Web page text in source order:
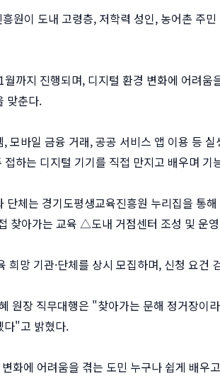
원이 도내 고령층, 저학력 성인, 농어촌 주
까지 진행되며, 디지털 환경 변화에 어려
맞춘다.
모바일 금융 거래, 공공 서비스 앱 이용 등
하는 디지털 기기를 직접 만지고 배우며 기
단체는 경기도평생교육진흥원 누리집을 통
찾아가는 교육 △도내 거점센터 조성 및 운
희망 기관·단체를 상시 모집하며, 신청 요건
원장 직무대행은 "찾아가는 문해 정거장이
다"고 밝혔다.
화에 어려움을 겪는 도민 누구나 쉽게 배우